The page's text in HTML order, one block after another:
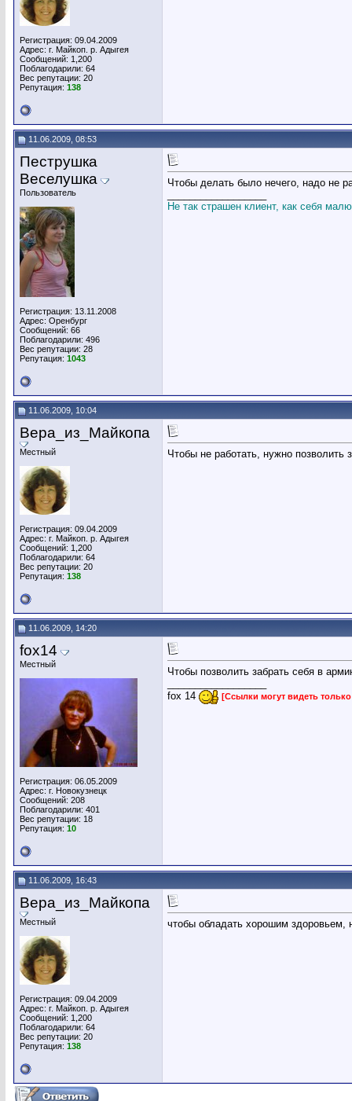
Регистрация: 09.04.2009
Адрес: г. Майкоп. р. Адыгея
Сообщений: 1,200
Поблагодарили: 64
Вес репутации: 20
Репутация: 138
11.06.2009, 08:53
Пеструшка
Веселушка
Пользователь
Регистрация: 13.11.2008
Адрес: Оренбург
Сообщений: 66
Поблагодарили: 496
Вес репутации: 28
Репутация: 1043
Чтобы делать было нечего, надо не
Не так страшен клиент, как себя
11.06.2009, 10:04
Вера_из_Майкопа
Местный
Регистрация: 09.04.2009
Адрес: г. Майкоп. р. Адыгея
Сообщений: 1,200
Поблагодарили: 64
Вес репутации: 20
Репутация: 138
Чтобы не работать, нужно позволить
11.06.2009, 14:20
fox14
Местный
Регистрация: 06.05.2009
Адрес: г. Новокузнецк
Сообщений: 208
Поблагодарили: 401
Вес репутации: 18
Репутация: 10
Чтобы позволить забрать себя в
fox 14
[Ссылки могут видеть
11.06.2009, 16:43
Вера_из_Майкопа
Местный
Регистрация: 09.04.2009
Адрес: г. Майкоп. р. Адыгея
Сообщений: 1,200
Поблагодарили: 64
Вес репутации: 20
Репутация: 138
чтобы обладать хорошим здоровьем,